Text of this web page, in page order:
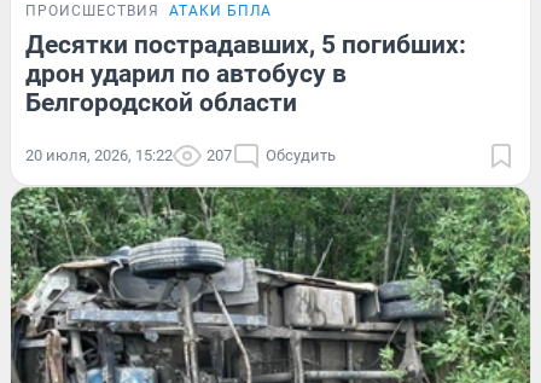
ПРОИСШЕСТВИЯ АТАКИ БПЛА
Десятки пострадавших, 5 погибших:
дрон ударил по автобусу в
Белгородской области
20 июля, 2026, 15:22 207 Обсудить